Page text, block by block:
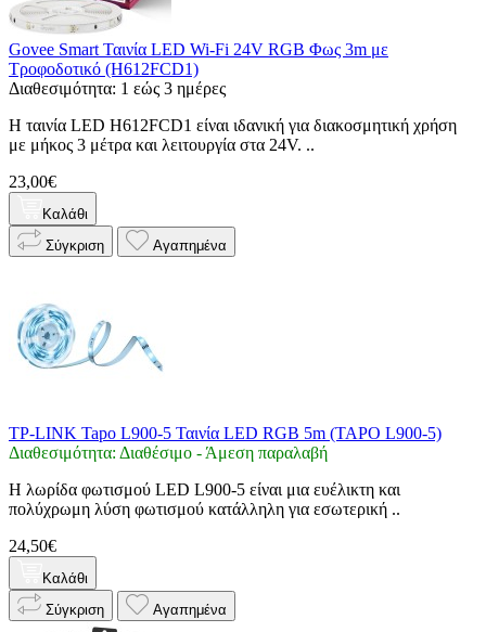
Govee Smart Ταινία LED Wi-Fi 24V RGB Φως 3m με
Τροφοδοτικό (H612FCD1)
Διαθεσιμότητα: 1 εώς 3 ημέρες
Η ταινία LED H612FCD1 είναι ιδανική για διακοσμητική χρήση
με μήκος 3 μέτρα και λειτουργία στα 24V. ..
23,00€
Καλάθι
Σύγκριση
Αγαπημένα
TP-LINK Tapo L900-5 Ταινία LED RGB 5m (TAPO L900-5)
Διαθεσιμότητα: Διαθέσιμο - Άμεση παραλαβή
Η λωρίδα φωτισμού LED L900-5 είναι μια ευέλικτη και
πολύχρωμη λύση φωτισμού κατάλληλη για εσωτερική ..
24,50€
Καλάθι
Σύγκριση
Αγαπημένα